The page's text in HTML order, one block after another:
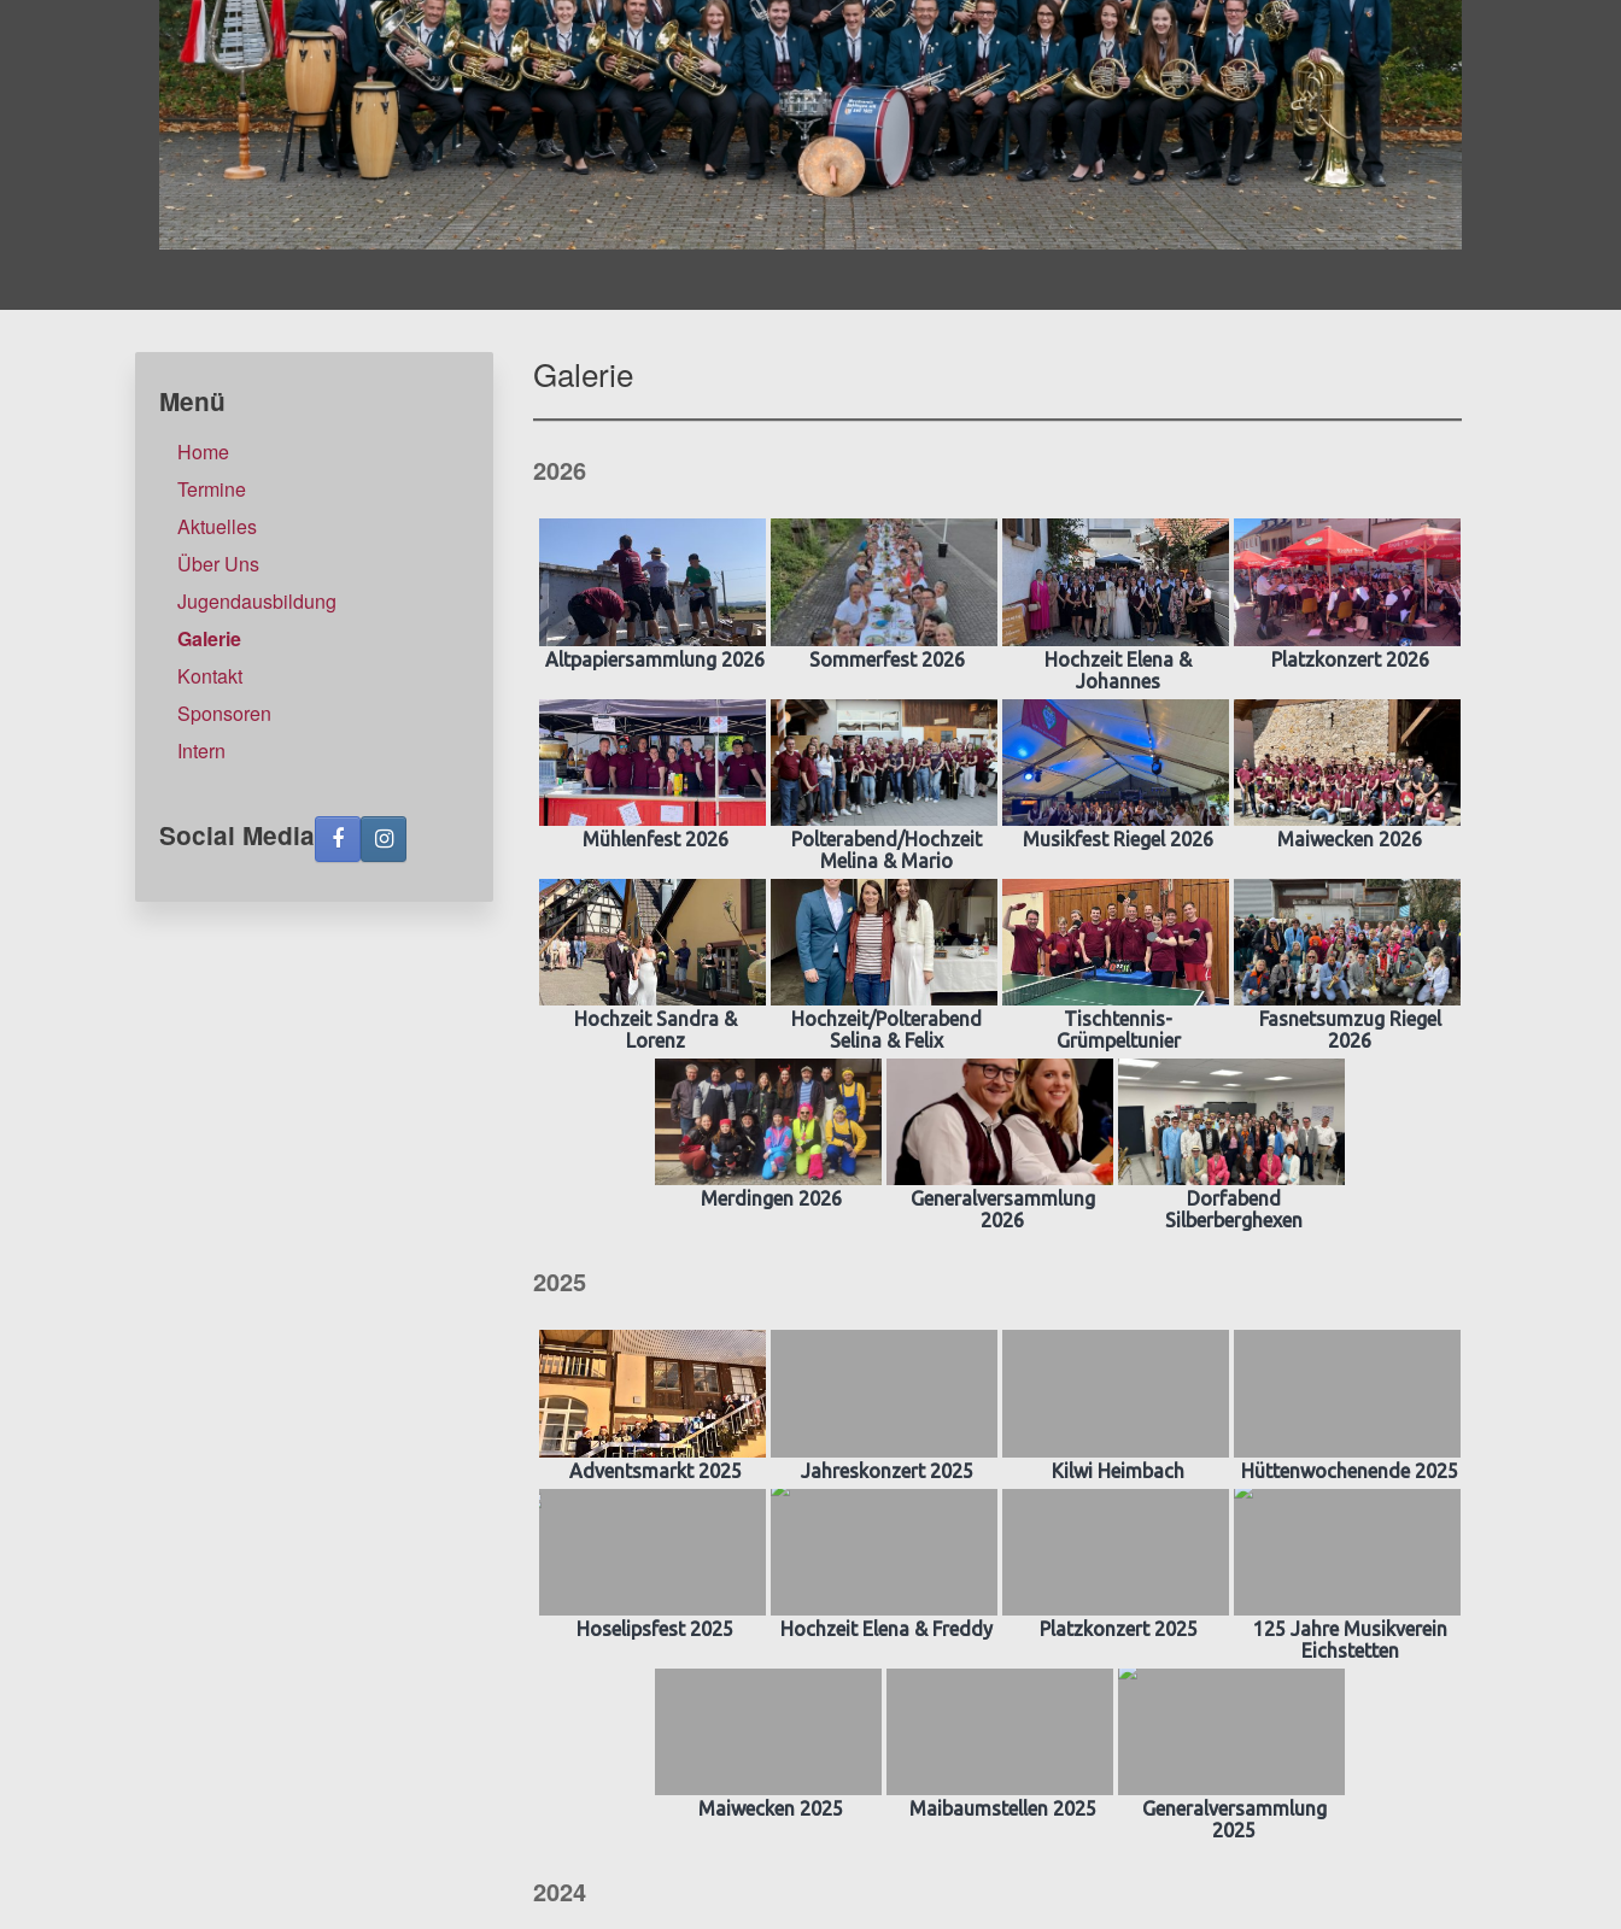
Galerie
2026
Altpapiersammlung 2026 Sommerfest 2026
Hochzeit Elena &
Johannes
Platzkonzert 2026
Mühlenfest 2026
Polterabend/Hochzeit
Melina & Mario
Musikfest Riegel 2026 Maiwecken 2026
Hochzeit Sandra &
Lorenz
Hochzeit/Polterabend
Selina & Felix
Tischtennis-
Grümpeltunier
Fasnetsumzug Riegel
2026
Merdingen 2026
Generalversammlung
2026
Dorfabend
Silberberghexen
2025
Adventsmarkt 2025 Jahreskonzert 2025 Kilwi Heimbach Hüttenwochenende 2025
Hoselipsfest 2025 Hochzeit Elena & Freddy Platzkonzert 2025
125 Jahre Musikverein
Eichstetten
Maiwecken 2025 Maibaumstellen 2025
Generalversammlung
2025
2024
Menü
Home
Termine
Aktuelles
Über Uns
Jugendausbildung
Galerie
Kontakt
Sponsoren
Intern
Social Media